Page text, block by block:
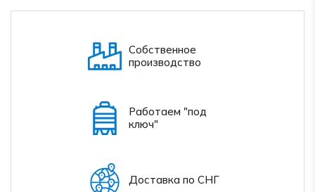
Собственное
производство
Работаем "под
ключ"
Доставка по СНГ